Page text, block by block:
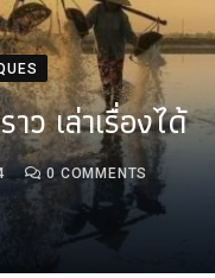
ว เล่าเรื่องได้
0 COMMENTS